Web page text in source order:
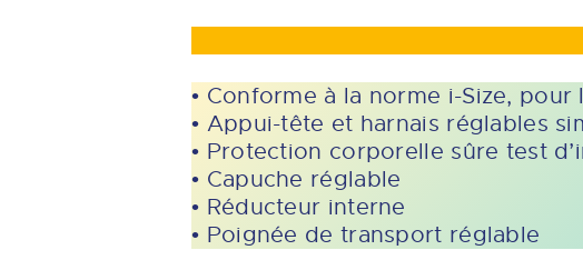
• Conforme à la norme i-Size,
• Appui-tête et harnais réglables
• Protection corporelle sûre test
• Capuche réglable
• Réducteur interne
• Poignée de transport réglable